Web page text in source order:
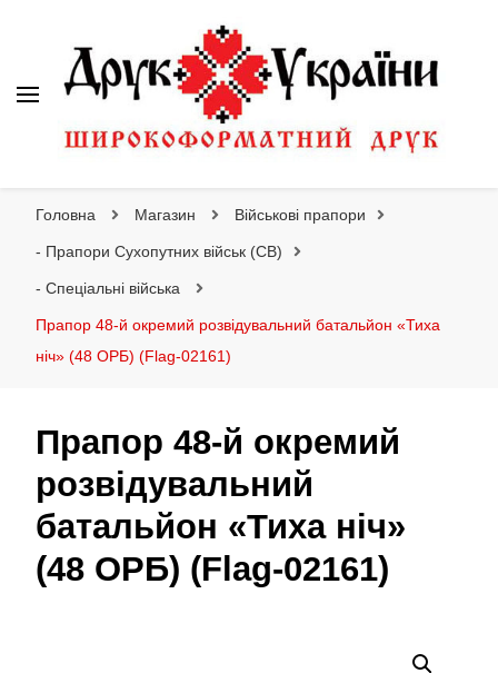
Головна Магазин Військові прапори
- Прапори Сухопутних військ (СВ)
- Спеціальні війська
Прапор 48-й окремий розвідувальний батальйон «Тиха
ніч» (48 ОРБ) (Flag-02161)
Прапор 48-й окремий
розвідувальний
батальйон «Тиха ніч»
(48 ОРБ) (Flag-02161)